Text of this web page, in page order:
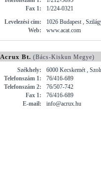
Fax 1:
1/224-0321
Levelezési cím:
1026 Budapest ,
Web:
www.acat.com
Acrux Bt. (Bács-Kiskun Megye)
Székhely:
6000 Kecskemét ,
Telefonszám 1:
76/416-689
Telefonszám 2:
76/507-742
Fax 1:
76/416-689
E-mail:
info@acrux.hu